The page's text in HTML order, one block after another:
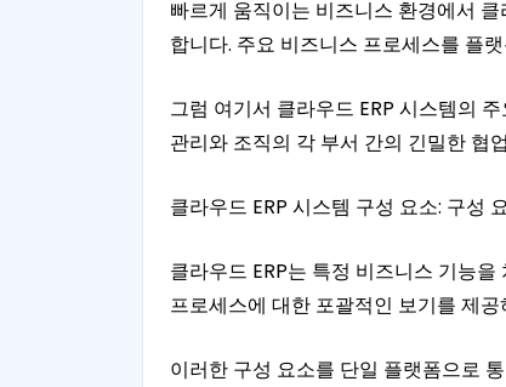
빠르게 움직이는 비즈니스 환경에서
합니다. 주요 비즈니스 프로세스를 플
그럼 여기서 클라우드 ERP 시스템의
관리와 조직의 각 부서 간의 긴밀한 협
클라우드 ERP 시스템 구성 요소: 구성
클라우드 ERP는 특정 비즈니스 기능
프로세스에 대한 포괄적인 보기를 제
이러한 구성 요소를 단일 플랫폼으로